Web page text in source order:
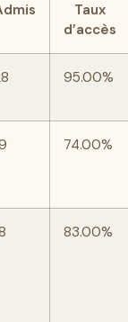
Taux
d’accès
95.00%
74.00%
83.00%